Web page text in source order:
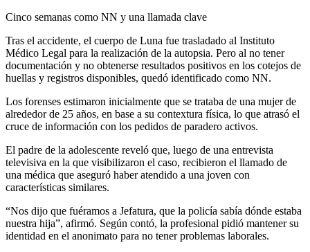
Cinco semanas como NN y una llamada clave
Tras el accidente, el cuerpo de Luna fue trasladado al Instituto
Médico Legal para la realización de la autopsia. Pero al no tener
documentación y no obtenerse resultados positivos en los cotejos de
huellas y registros disponibles, quedó identificado como NN.
Los forenses estimaron inicialmente que se trataba de una mujer de
alrededor de 25 años, en base a su contextura física, lo que atrasó el
cruce de información con los pedidos de paradero activos.
El padre de la adolescente reveló que, luego de una entrevista
televisiva en la que visibilizaron el caso, recibieron el llamado de
una médica que aseguró haber atendido a una joven con
características similares.
“Nos dijo que fuéramos a Jefatura, que la policía sabía dónde estaba
nuestra hija”, afirmó. Según contó, la profesional pidió mantener su
identidad en el anonimato para no tener problemas laborales.